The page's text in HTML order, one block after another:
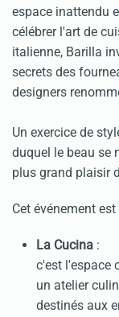
espace inattendu
célébrer l'art de
italienne, Barilla
secrets des
designers
Un exercice de
duquel le beau se
plus grand plaisir
Cet événement
La Cucina :
c'est l'espace
un atelier
destinés aux